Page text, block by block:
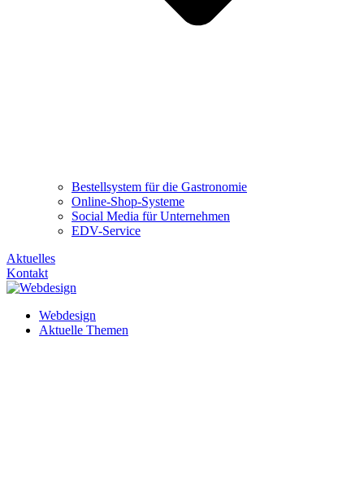
Bestellsystem für die Gastronomie
Online-Shop-Systeme
Social Media für Unternehmen
EDV-Service
Aktuelles
Kontakt
Webdesign
Aktuelle Themen